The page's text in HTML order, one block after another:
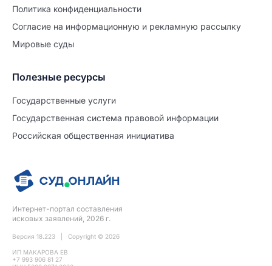
Интернет-портал составления
исковых заявлений, 2026 г.
Версия 18.223 | Copyright © 2026
ИП МАКАРОВА ЕВ
+7 993 906 81 27
Политиĸа ĸонфиденциальности
Согласие на информационную и рекламную рассылку
Мировые суды
Полезные ресурсы
Государственные услуги
Государственная система правовой информации
Российская общественная инициатива
Продолжите заполнение
Расторжение брака
Уже заполнено
Шаг 0 из 15
№5721474
ПРОДОЛЖИТЬ ЗАПОЛНЕНИЕ